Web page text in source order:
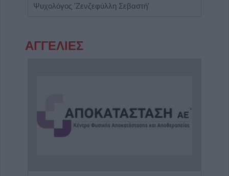
Ψυχολόγος 'Ζενζεφύλλη Σεβαστή'
ΑΓΓΕΛΙΕΣ